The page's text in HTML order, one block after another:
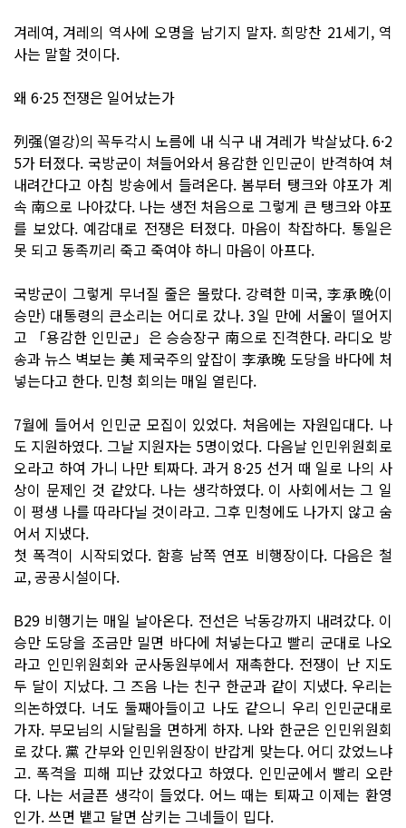
겨레여, 겨레의 역사에 오명을 남기지 말자. 희망찬 21세기, 역
사는 말할 것이다.
왜 6·25 전쟁은 일어났는가
列强(열강)의 꼭두각시 노름에 내 식구 내 겨레가 박살났다. 6·2
5가 터졌다. 국방군이 쳐들어와서 용감한 인민군이 반격하여 쳐
내려간다고 아침 방송에서 들려온다. 봄부터 탱크와 야포가 계
속 南으로 나아갔다. 나는 생전 처음으로 그렇게 큰 탱크와 야포
를 보았다. 예감대로 전쟁은 터졌다. 마음이 착잡하다. 통일은
못 되고 동족끼리 죽고 죽여야 하니 마음이 아프다.
국방군이 그렇게 무너질 줄은 몰랐다. 강력한 미국, 李承晩(이
승만) 대통령의 큰소리는 어디로 갔나. 3일 만에 서울이 떨어지
고 「용감한 인민군」은 승승장구 南으로 진격한다. 라디오 방
송과 뉴스 벽보는 美 제국주의 앞잡이 李承晩 도당을 바다에 처
넣는다고 한다. 민청 회의는 매일 열린다.
7월에 들어서 인민군 모집이 있었다. 처음에는 자원입대다. 나
도 지원하였다. 그날 지원자는 5명이었다. 다음날 인민위원회로
오라고 하여 가니 나만 퇴짜다. 과거 8·25 선거 때 일로 나의 사
상이 문제인 것 같았다. 나는 생각하였다. 이 사회에서는 그 일
이 평생 나를 따라다닐 것이라고. 그후 민청에도 나가지 않고 숨
어서 지냈다.
첫 폭격이 시작되었다. 함흥 남쪽 연포 비행장이다. 다음은 철
교, 공공시설이다.
B29 비행기는 매일 날아온다. 전선은 낙동강까지 내려갔다. 이
승만 도당을 조금만 밀면 바다에 처넣는다고 빨리 군대로 나오
라고 인민위원회와 군사동원부에서 재촉한다. 전쟁이 난 지도
두 달이 지났다. 그 즈음 나는 친구 한군과 같이 지냈다. 우리는
의논하였다. 너도 둘째아들이고 나도 같으니 우리 인민군대로
가자. 부모님의 시달림을 면하게 하자. 나와 한군은 인민위원회
로 갔다. 黨 간부와 인민위원장이 반갑게 맞는다. 어디 갔었느냐
고. 폭격을 피해 피난 갔었다고 하였다. 인민군에서 빨리 오란
다. 나는 서글픈 생각이 들었다. 어느 때는 퇴짜고 이제는 환영
인가. 쓰면 뱉고 달면 삼키는 그네들이 밉다.